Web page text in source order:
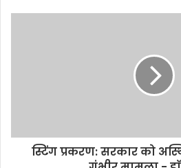
स्टिंग प्रकरण: सरकार को